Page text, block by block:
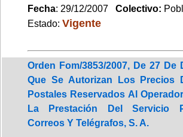
Fecha: 29/12/2007 Colectivo:
Estado: Vigente
Orden Fom/3853/2007, De 27 De
Que Se Autorizan Los Precios
Postales Reservados Al
La Prestación Del Servicio
Correos Y Telégrafos, S. A.